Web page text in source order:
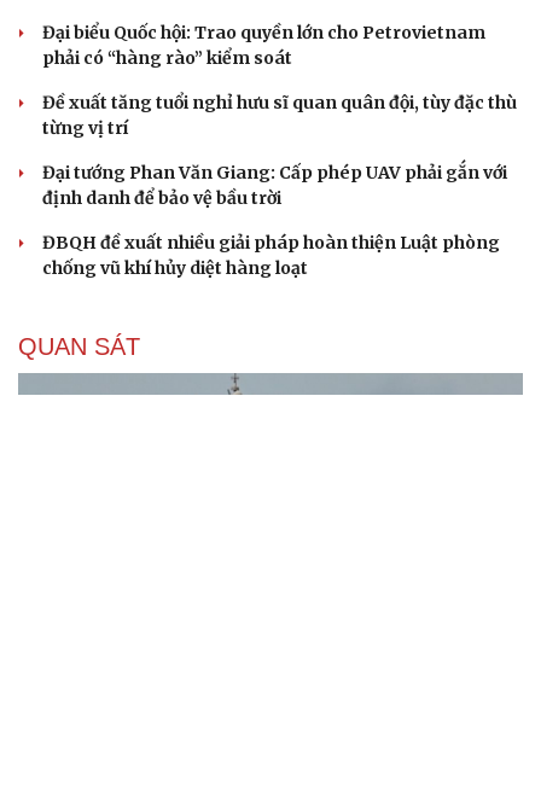
Đại biểu Quốc hội: Trao quyền lớn cho Petrovietnam
phải có “hàng rào” kiểm soát
Đề xuất tăng tuổi nghỉ hưu sĩ quan quân đội, tùy đặc thù
từng vị trí
Đại tướng Phan Văn Giang: Cấp phép UAV phải gắn với
định danh để bảo vệ bầu trời
ĐBQH đề xuất nhiều giải pháp hoàn thiện Luật phòng
chống vũ khí hủy diệt hàng loạt
QUAN SÁT